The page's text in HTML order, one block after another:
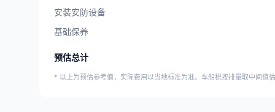
安装安防设备
基础保养
预估总计
* 以上为预估参考值，实际费用以当地标准为准。车船税按排量取中间值